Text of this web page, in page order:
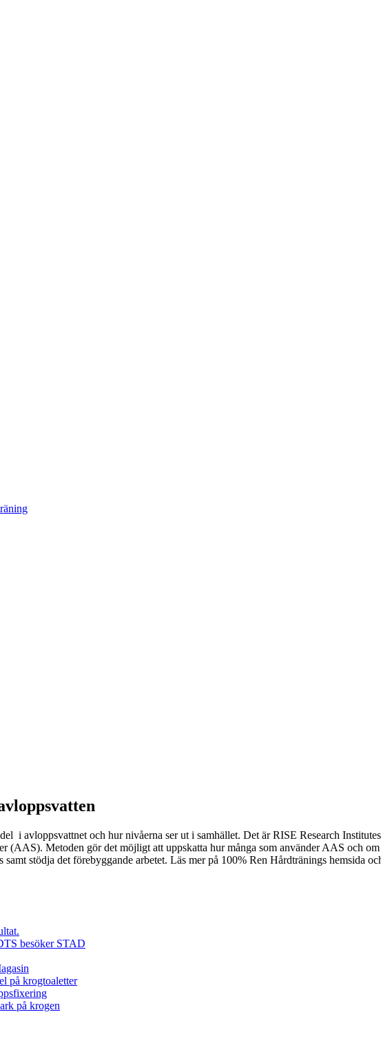
i avloppsvattnet och hur nivåerna ser ut i samhället. Det är RISE Research
(AAS). Metoden gör det möjligt att uppskatta hur många som använder AAS och
stödja det förebyggande arbetet. Läs mer på 100% Ren Hårdtränings hemsida
besöker STAD
på krogtoaletter
på krogen